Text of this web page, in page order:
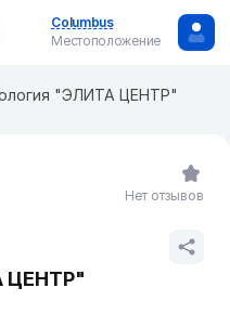
Columbus
Местоположение
"ЭЛИТА ЦЕНТР"
ЦЕНТР"
Нет отзывов